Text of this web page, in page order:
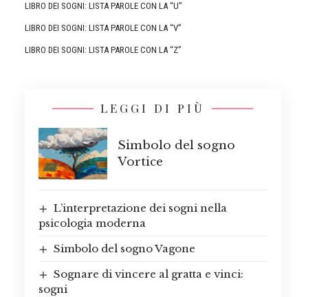
LIBRO DEI SOGNI: LISTA PAROLE CON LA “U”
LIBRO DEI SOGNI: LISTA PAROLE CON LA “V”
LIBRO DEI SOGNI: LISTA PAROLE CON LA “Z”
LEGGI DI PIÙ
Simbolo del sogno
Vortice
L’interpretazione dei sogni nella
psicologia moderna
Simbolo del sogno Vagone
Sognare di vincere al gratta e vinci:
sogni